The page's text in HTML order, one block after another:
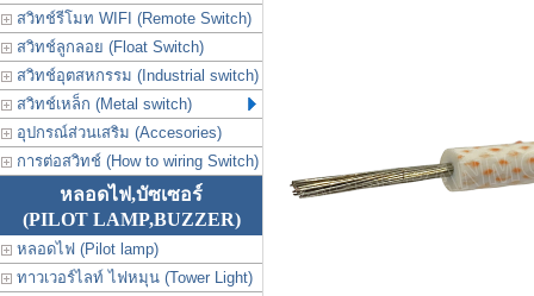
สวิทช์รีโมท WIFI (Remote Switch)
สวิทช์ลูกลอย (Float Switch)
สวิทช์อุตสหกรรม (Industrial switch)
สวิทช์เหล็ก (Metal switch)
อุปกรณ์ส่วนเสริม (Accesories)
การต่อสวิทช์ (How to wiring Switch)
หลอดไฟ,บัซเซอร์
(PILOT LAMP,BUZZER)
หลอดไฟ (Pilot lamp)
ทาวเวอร์ไลท์ ไฟหมุน (Tower Light)